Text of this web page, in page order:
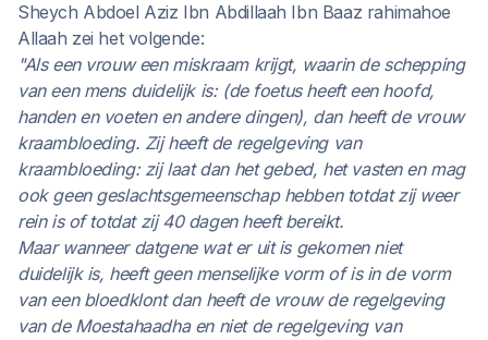
Sheych Abdoel Aziz Ibn Abdillaah Ibn Baaz rahimahoe
Allaah zei het volgende:
"Als een vrouw een miskraam krijgt, waarin de schepping
van een mens duidelijk is: (de foetus heeft een hoofd,
handen en voeten en andere dingen), dan heeft de vrouw
kraambloeding. Zij heeft de regelgeving van
kraambloeding: zij laat dan het gebed, het vasten en mag
ook geen geslachtsgemeenschap hebben totdat zij weer
rein is of totdat zij 40 dagen heeft bereikt.
Maar wanneer datgene wat er uit is gekomen niet
duidelijk is, heeft geen menselijke vorm of is in de vorm
van een bloedklont dan heeft de vrouw de regelgeving
van de Moestahaadha en niet de regelgeving van